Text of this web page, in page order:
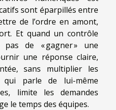
sont éparpillés entre
de l’ordre en amont,
Et quand un contrôle
pas de « gagner » une
une réponse claire,
sans multiplier les
qui parle de lui-même
limite les demandes
le temps des équipes.